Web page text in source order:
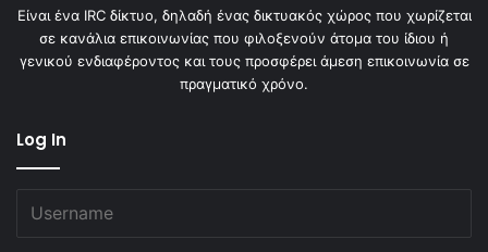
Είναι ένα IRC δίκτυο, δηλαδή ένας δικτυακός χώρος που χωρίζεται
σε κανάλια επικοινωνίας που φιλοξενούν άτομα του ίδιου ή
γενικού ενδιαφέροντος και τους προσφέρει άμεση επικοινωνία σε
πραγματικό χρόνο.
Log In